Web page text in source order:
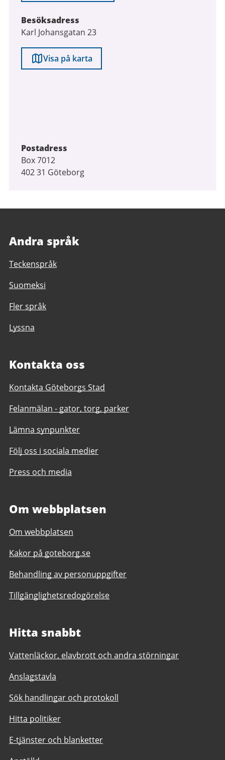
Besöksadress
Karl Johansgatan 23
Visa på karta
Postadress
Box 7012
402 31 Göteborg
Andra språk
Teckenspråk
Suomeksi
Fler språk
Lyssna
Kontakta oss
Kontakta Göteborgs Stad
Felanmälan - gator, torg, parker
Lämna synpunkter
Följ oss i sociala medier
Press och media
Om webbplatsen
Om webbplatsen
Kakor på goteborg.se
Behandling av personuppgifter
Tillgänglighetsredogörelse
Hitta snabbt
Vattenläckor, elavbrott och andra störningar
Anslagstavla
Sök handlingar och protokoll
Hitta politiker
E-tjänster och blanketter